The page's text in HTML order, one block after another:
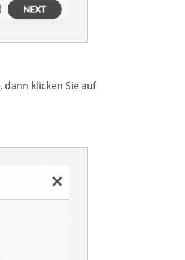
, dann klicken Sie auf